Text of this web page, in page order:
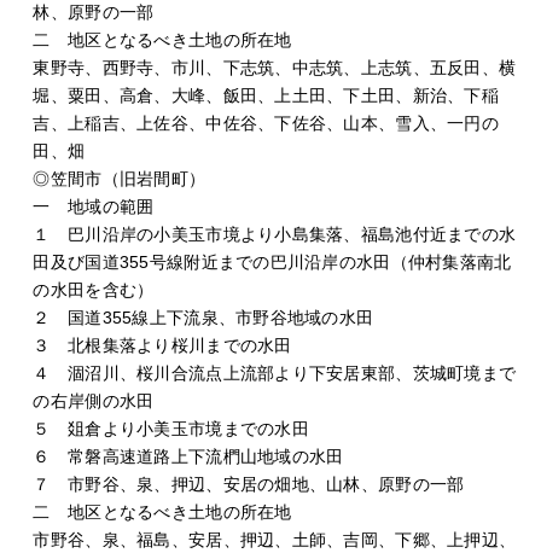
林、原野の一部
二 地区となるべき土地の所在地
東野寺、西野寺、市川、下志筑、中志筑、上志筑、五反田、横
堀、粟田、高倉、大峰、飯田、上土田、下土田、新治、下稲
吉、上稲吉、上佐谷、中佐谷、下佐谷、山本、雪入、一円の
田、畑
◎笠間市（旧岩間町）
一 地域の範囲
１ 巴川沿岸の小美玉市境より小島集落、福島池付近までの水
田及び国道355号線附近までの巴川沿岸の水田（仲村集落南北
の水田を含む）
２ 国道355線上下流泉、市野谷地域の水田
３ 北根集落より桜川までの水田
４ 涸沼川、桜川合流点上流部より下安居東部、茨城町境まで
の右岸側の水田
５ 爼倉より小美玉市境までの水田
６ 常磐高速道路上下流椚山地域の水田
７ 市野谷、泉、押辺、安居の畑地、山林、原野の一部
二 地区となるべき土地の所在地
市野谷、泉、福島、安居、押辺、土師、吉岡、下郷、上押辺、